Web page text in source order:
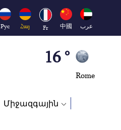
Рус Հայ Fr 中國 عرب 16 °
23 °
Madrid
Միջազգային